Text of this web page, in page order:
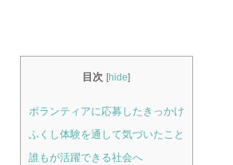
目次 [hide]
ボランティアに応募したきっかけ
ふくし体験を通して気づいたこと
誰もが活躍できる社会へ